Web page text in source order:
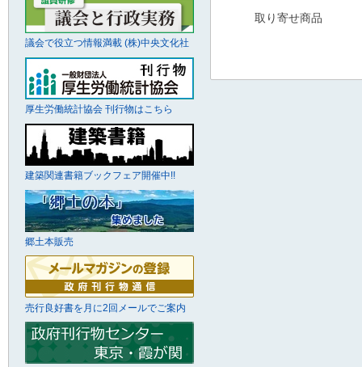
取り寄せ商品
議会で役立つ情報満載 (株)中央文化社
厚生労働統計協会 刊行物はこちら
建築関連書籍ブックフェア開催中!!
郷土本販売
売行良好書を月に2回メールでご案内